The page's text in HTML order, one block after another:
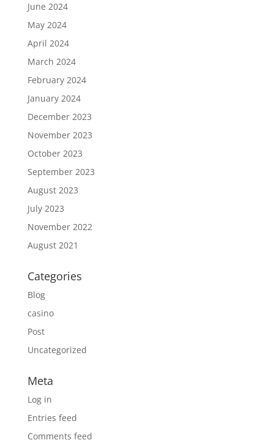
June 2024
May 2024
April 2024
March 2024
February 2024
January 2024
December 2023
November 2023
October 2023
September 2023
August 2023
July 2023
November 2022
August 2021
Categories
Blog
casino
Post
Uncategorized
Meta
Log in
Entries feed
Comments feed